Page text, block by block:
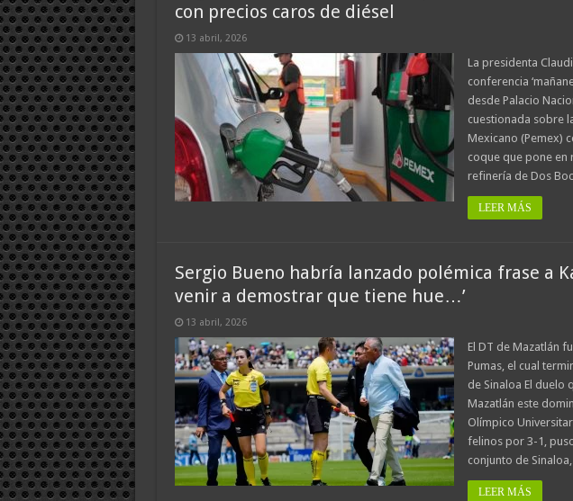
con precios caros de diésel
13 abril, 2026
La presidenta
conferencia
desde Palacio
cuestionada sobre
Mexicano (Pemex)
coque que pone en
refinería de Dos
LEER MÁS
Sergio Bueno habría lanzado polémica frase a
venir a demostrar que tiene hue…’
13 abril, 2026
El DT de Mazatlán
Pumas, el cual
de Sinaloa El duelo
Mazatlán este
Olímpico
felinos por 3-1,
conjunto de
LEER MÁS